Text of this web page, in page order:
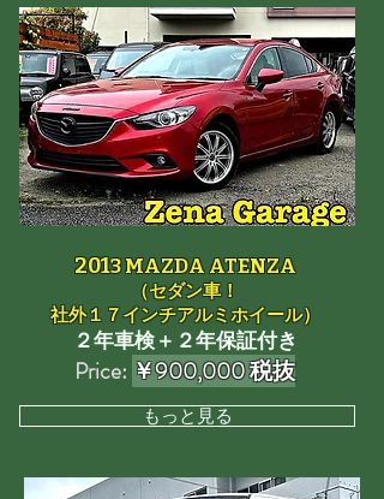
2013 MAZDA ATENZA
（セダン車！
社外１７インチアルミホイール）
​２年車検＋２年保証付き
Price: ￥900,000 税抜
もっと見る